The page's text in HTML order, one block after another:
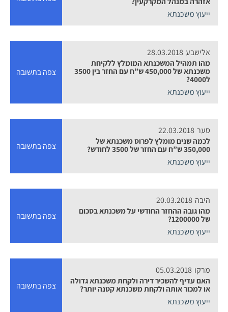
ייעוץ משכנתא
אלישבע 28.03.2018
מהו תמהיל המשכנתא המומלץ ללקיחת
משכנתא של 450,000 ש”ח עם החזר בין 3500
ל4000?
ייעוץ משכנתא
צפה בתשובה
סער 22.03.2018
לכמה שנים מומלץ לפרוס משכנתא של
350,000 ש”ח עם החזר של 3500 לחודש?
ייעוץ משכנתא
צפה בתשובה
היבה 20.03.2018
מהו גובה ההחזר החודשי על משכנתא בסכום
של 1200000?
ייעוץ משכנתא
צפה בתשובה
מרקו 05.03.2018
האם עדיף להשכיר דירה ולקחת משכנתא גדולה
או למכור אותה ולקחת משכנתא קטנה יותר?
ייעוץ משכנתא
צפה בתשובה